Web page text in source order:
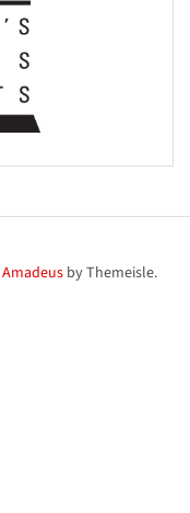
Amadeus by Themeisle.